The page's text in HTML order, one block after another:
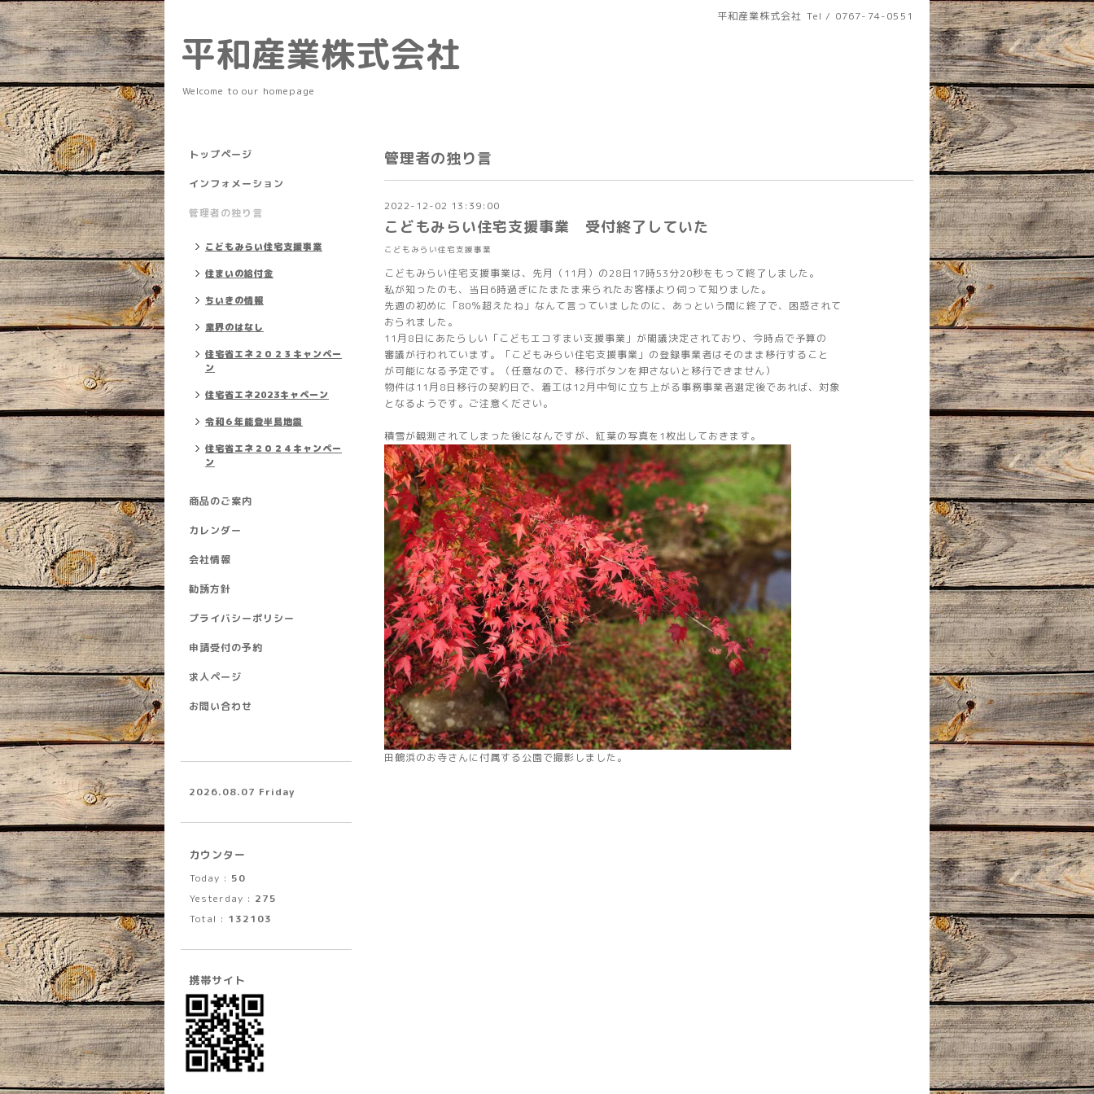
平和産業株式会社 Tel / 0767-74-0551
平和産業株式会社
Welcome to our homepage
管理者の独り言
2022-12-02 13:39:00
こどもみらい住宅支援事業 受付終了していた
こどもみらい住宅支援事業
こどもみらい住宅支援事業は、先月（11月）の28日17時53分20秒をもって終了しました。
私が知ったのも、当日6時過ぎにたまたま来られたお客様より伺って知りました。
先週の初めに「80％超えたね」なんて言っていましたのに、あっという間に終了で、困惑されて
おられました。
11月8日にあたらしい「こどもエコすまい支援事業」が閣議決定されており、今時点で予算の
審議が行われています。「こどもみらい住宅支援事業」の登録事業者はそのまま移行すること
が可能になる予定です。（任意なので、移行ボタンを押さないと移行できません）
物件は11月8日移行の契約日で、着工は12月中旬に立ち上がる事務事業者選定後であれば、対象
となるようです。ご注意ください。
積雪が観測されてしまった後になんですが、紅葉の写真を1枚出しておきます。
田鶴浜のお寺さんに付属する公園で撮影しました。
トップページ
インフォメーション
管理者の独り言
こどもみらい住宅支援事業
住まいの給付金
ちいきの情報
業界のはなし
住宅省エネ２０２３キャンペー
ン
住宅省エネ2023キャペーン
令和６年能登半島地震
住宅省エネ２０２４キャンペー
ン
商品のご案内
カレンダー
会社情報
勧誘方針
プライバシーポリシー
申請受付の予約
求人ページ
お問い合わせ
2026.08.07 Friday
カウンター
Today : 50
Yesterday : 275
Total : 132103
携帯サイト